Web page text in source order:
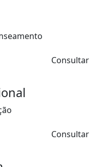
Consultar
Consultar